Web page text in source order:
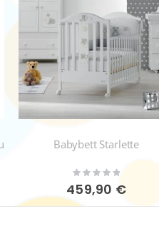
Babybett Starlette
Rating:
0%
459,90 €